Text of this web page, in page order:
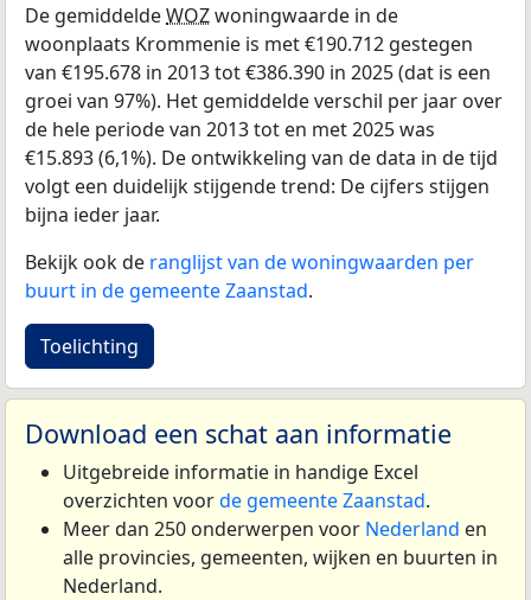
De gemiddeldeWOZwoningwaarde in de
woonplaats Krommenie is met €190.712 gestegen
van €195.678 in 2013 tot €386.390 in 2025 (dat is een
groei van 97%). Het gemiddelde verschil per jaar over
de hele periode van 2013 tot en met 2025 was
€15.893 (6,1%). De ontwikkeling van de data in de tijd
volgt een duidelijk stijgende trend: De cijfers stijgen
bijna ieder jaar.
Bekijk ook de ranglijst van de woningwaarden per
buurt in de gemeente Zaanstad.
Toelichting
Download een schat aan informatie
Uitgebreide informatie in handige Excel
overzichten voorde gemeente Zaanstad.
Meer dan 250 onderwerpen voor Nederland en
alle provincies, gemeenten, wijken en buurten in
Nederland.